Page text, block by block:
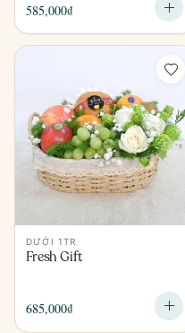
585,000₫
DƯỚI 1TR
Fresh Gift
685,000₫